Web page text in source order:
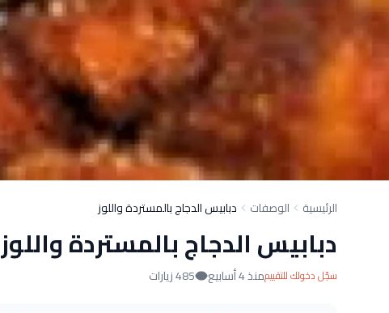
الرئيسية الوصفات دبابيس الدجاج بالمستردة واللوز
دبابيس الدجاج بالمستردة واللوز
سجّل دخولك للتقييممنذ 4 أسابيع 485 زيارات